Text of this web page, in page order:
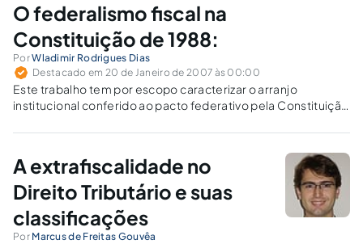
O federalismo fiscal na
Constituição de 1988:
PorWladimir Rodrigues Dias
Destacado em 20 de Janeiro de 2007 às 00:00
Este trabalho tem por escopo caracterizar o arranjo
institucional conferido ao pacto federativo pela Constituição
e analisar o desenvolvimento desse modelo original.
A extrafiscalidade no
Direito Tributário e suas
classificações
Por Marcus de Freitas Gouvêa